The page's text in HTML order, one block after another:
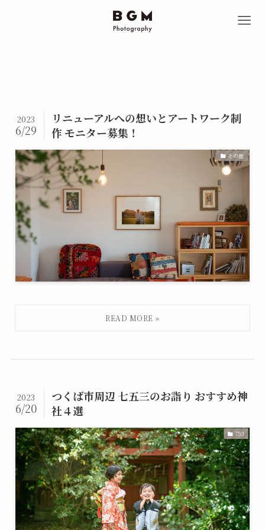
リニューアルへの想いとアートワーク制
作 モニター募集！
2023
6/29
その他
つくば市周辺 七五三のお詣り おすすめ神
社４選
2023
6/20
753